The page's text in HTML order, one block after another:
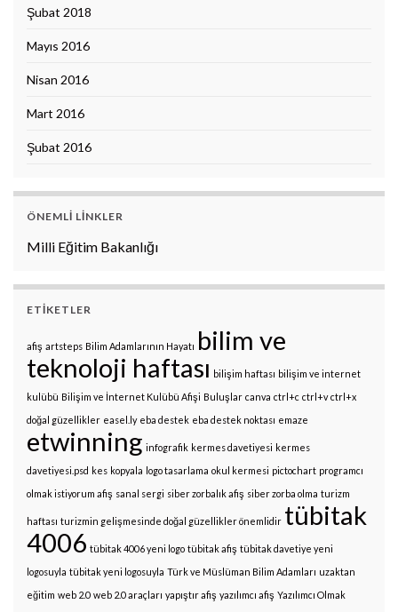
Şubat 2018
Mayıs 2016
Nisan 2016
Mart 2016
Şubat 2016
ÖNEMLI LINKLER
Milli Eğitim Bakanlığı
ETIKETLER
afiş artsteps Bilim Adamlarının Hayatı bilim ve
teknoloji haftası bilişim haftası bilişim ve internet
kulübü Bilişim ve İnternet Kulübü Afişi Buluşlar canva ctrl+c ctrl+v ctrl+x
doğal güzellikler easel.ly eba destek eba destek noktası emaze
etwinning infografik kermes davetiyesi kermes
davetiyesi.psd kes kopyala logo tasarlama okul kermesi pictochart programcı
olmak istiyorum afiş sanal sergi siber zorbalık afiş siber zorba olma turizm
haftası turizmin gelişmesinde doğal güzellikler önemlidir tübitak
4006 tübitak 4006 yeni logo tübitak afiş tübitak davetiye yeni
logosuyla tübitak yeni logosuyla Türk ve Müslüman Bilim Adamları uzaktan
eğitim web 2.0 web 2.0 araçları yapıştır afiş yazılımcı afiş Yazılımcı Olmak